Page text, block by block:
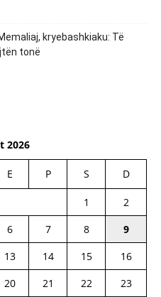
kryebashkiaku: Të
tonë
2026
E P S D
1
2
6 7 8
9
13 14 15
16
20 21 22
23